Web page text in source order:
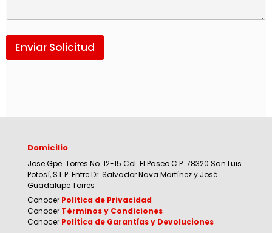
Enviar Solicitud
Domicilio
Jose Gpe. Torres No. 12-15 Col. El Paseo C.P. 78320 San Luis
Potosí, S.L.P. Entre Dr. Salvador Nava Martínez y José
Guadalupe Torres
Conocer Política de Privacidad
Conocer Términos y Condiciones
Conocer Política de Garantías y Devoluciones